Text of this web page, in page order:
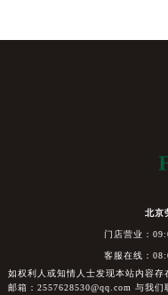
北京
门店营业：
客服在线：
如权利人或知情人士发现本站内容
邮箱：2557628530@qq.com 与我